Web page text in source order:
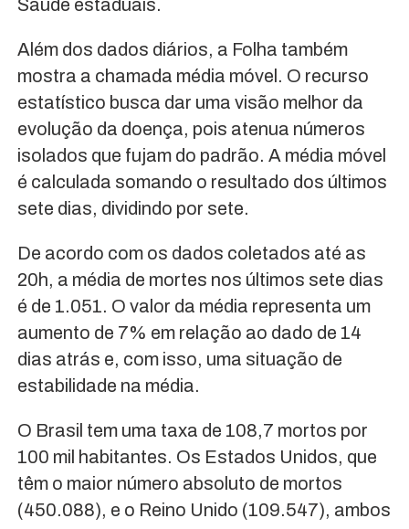
Saúde estaduais.
Além dos dados diários, a Folha também
mostra a chamada média móvel. O recurso
estatístico busca dar uma visão melhor da
evolução da doença, pois atenua números
isolados que fujam do padrão. A média móvel
é calculada somando o resultado dos últimos
sete dias, dividindo por sete.
De acordo com os dados coletados até as
20h, a média de mortes nos últimos sete dias
é de 1.051. O valor da média representa um
aumento de 7% em relação ao dado de 14
dias atrás e, com isso, uma situação de
estabilidade na média.
O Brasil tem uma taxa de 108,7 mortos por
100 mil habitantes. Os Estados Unidos, que
têm o maior número absoluto de mortos
(450.088), e o Reino Unido (109.547), ambos